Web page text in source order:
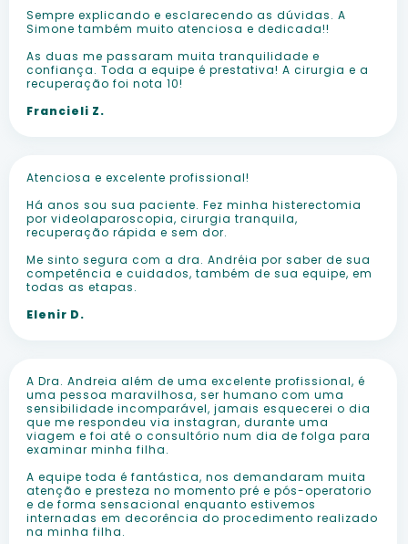
Sempre explicando e esclarecendo as dúvidas. A
Simone também muito atenciosa e dedicada!!
As duas me passaram muita tranquilidade e
confiança. Toda a equipe é prestativa! A cirurgia e a
recuperação foi nota 10!
Francieli Z.
Atenciosa e excelente profissional!
Há anos sou sua paciente. Fez minha histerectomia
por videolaparoscopia, cirurgia tranquila,
recuperação rápida e sem dor.
Me sinto segura com a dra. Andréia por saber de sua
competência e cuidados, também de sua equipe, em
todas as etapas.
Elenir D.
A Dra. Andreia além de uma excelente profissional, é
uma pessoa maravilhosa, ser humano com uma
sensibilidade incomparável, jamais esquecerei o dia
que me respondeu via instagran, durante uma
viagem e foi até o consultório num dia de folga para
examinar minha filha.
A equipe toda é fantástica, nos demandaram muita
atenção e presteza no momento pré e pós-operatorio
e de forma sensacional enquanto estivemos
internadas em decorência do procedimento realizado
na minha filha.